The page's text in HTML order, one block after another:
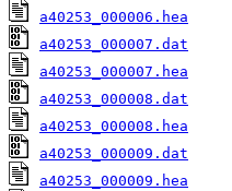
a40253_000006.hea
a40253_000007.dat
a40253_000007.hea
a40253_000008.dat
a40253_000008.hea
a40253_000009.dat
a40253_000009.hea